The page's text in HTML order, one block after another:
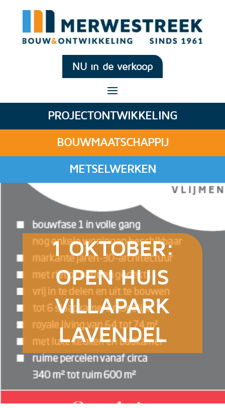
NU in de verkoop
PROJECTONTWIKKELING
BOUWMAATSCHAPPIJ
METSELWERKEN
1 OKTOBER:
OPEN HUIS
VILLAPARK
LAVENDEL